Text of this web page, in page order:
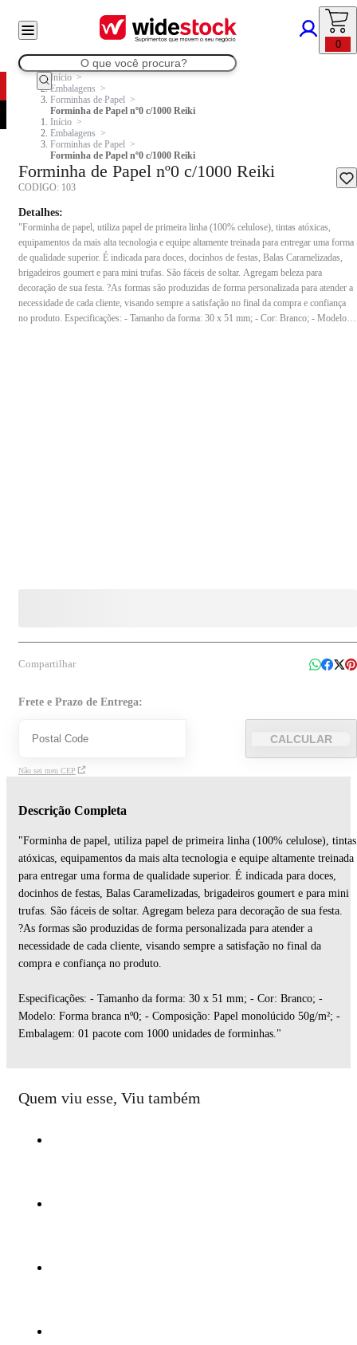
0
Início
Embalagens
Forminhas de Papel
Forminha de Papel nº0 c/1000 Reiki
Início
Embalagens
Forminhas de Papel
Forminha de Papel nº0 c/1000 Reiki
Forminha de Papel nº0 c/1000 Reiki
CODIGO: 103
Detalhes:
"Forminha de papel, utiliza papel de primeira linha (100% celulose), tintas atóxicas,
equipamentos da mais alta tecnologia e equipe altamente treinada para entregar uma forma
de qualidade superior. É indicada para doces, docinhos de festas, Balas Caramelizadas,
brigadeiros goumert e para mini trufas. São fáceis de soltar. Agregam beleza para
decoração de sua festa. ?As formas são produzidas de forma personalizada para atender a
necessidade de cada cliente, visando sempre a satisfação no final da compra e confiança
no produto. Especificações: - Tamanho da forma: 30 x 51 mm; - Cor: Branco; - Modelo:
Compartilhar
Frete e Prazo de Entrega:
CALCULAR
Não sei meu CEP
Descrição Completa
"Forminha de papel, utiliza papel de primeira linha (100% celulose), tintas
atóxicas, equipamentos da mais alta tecnologia e equipe altamente treinada
para entregar uma forma de qualidade superior. É indicada para doces,
docinhos de festas, Balas Caramelizadas, brigadeiros goumert e para mini
trufas. São fáceis de soltar. Agregam beleza para decoração de sua festa.
?As formas são produzidas de forma personalizada para atender a
necessidade de cada cliente, visando sempre a satisfação no final da
compra e confiança no produto.
Especificações: - Tamanho da forma: 30 x 51 mm; - Cor: Branco; -
Modelo: Forma branca nº0; - Composição: Papel monolúcido 50g/m²; -
Embalagem: 01 pacote com 1000 unidades de forminhas."
Quem viu esse, Viu também